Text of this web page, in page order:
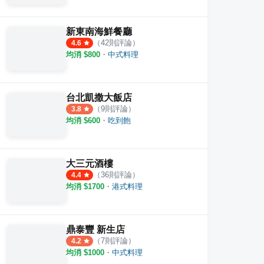
新東南海鮮餐廳
4.6 （42則評論）
均消 $800 ・ 中式料理
台北凱撒大飯店
3.8 （9則評論）
均消 $600 ・ 吃到飽
大三元酒樓
4.4 （36則評論）
均消 $1700 ・ 港式料理
鼎泰豐 新生店
4.2 （7則評論）
均消 $1000 ・ 中式料理